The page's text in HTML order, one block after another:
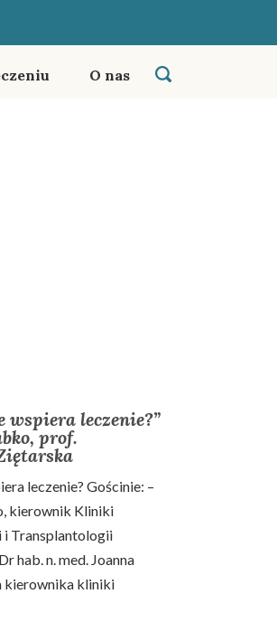
O nas
wspiera leczenie?”
prof.
leczenie? Gościnie: –
kierownik Kliniki
Transplantologii
hab. n. med. Joanna
kierownika kliniki